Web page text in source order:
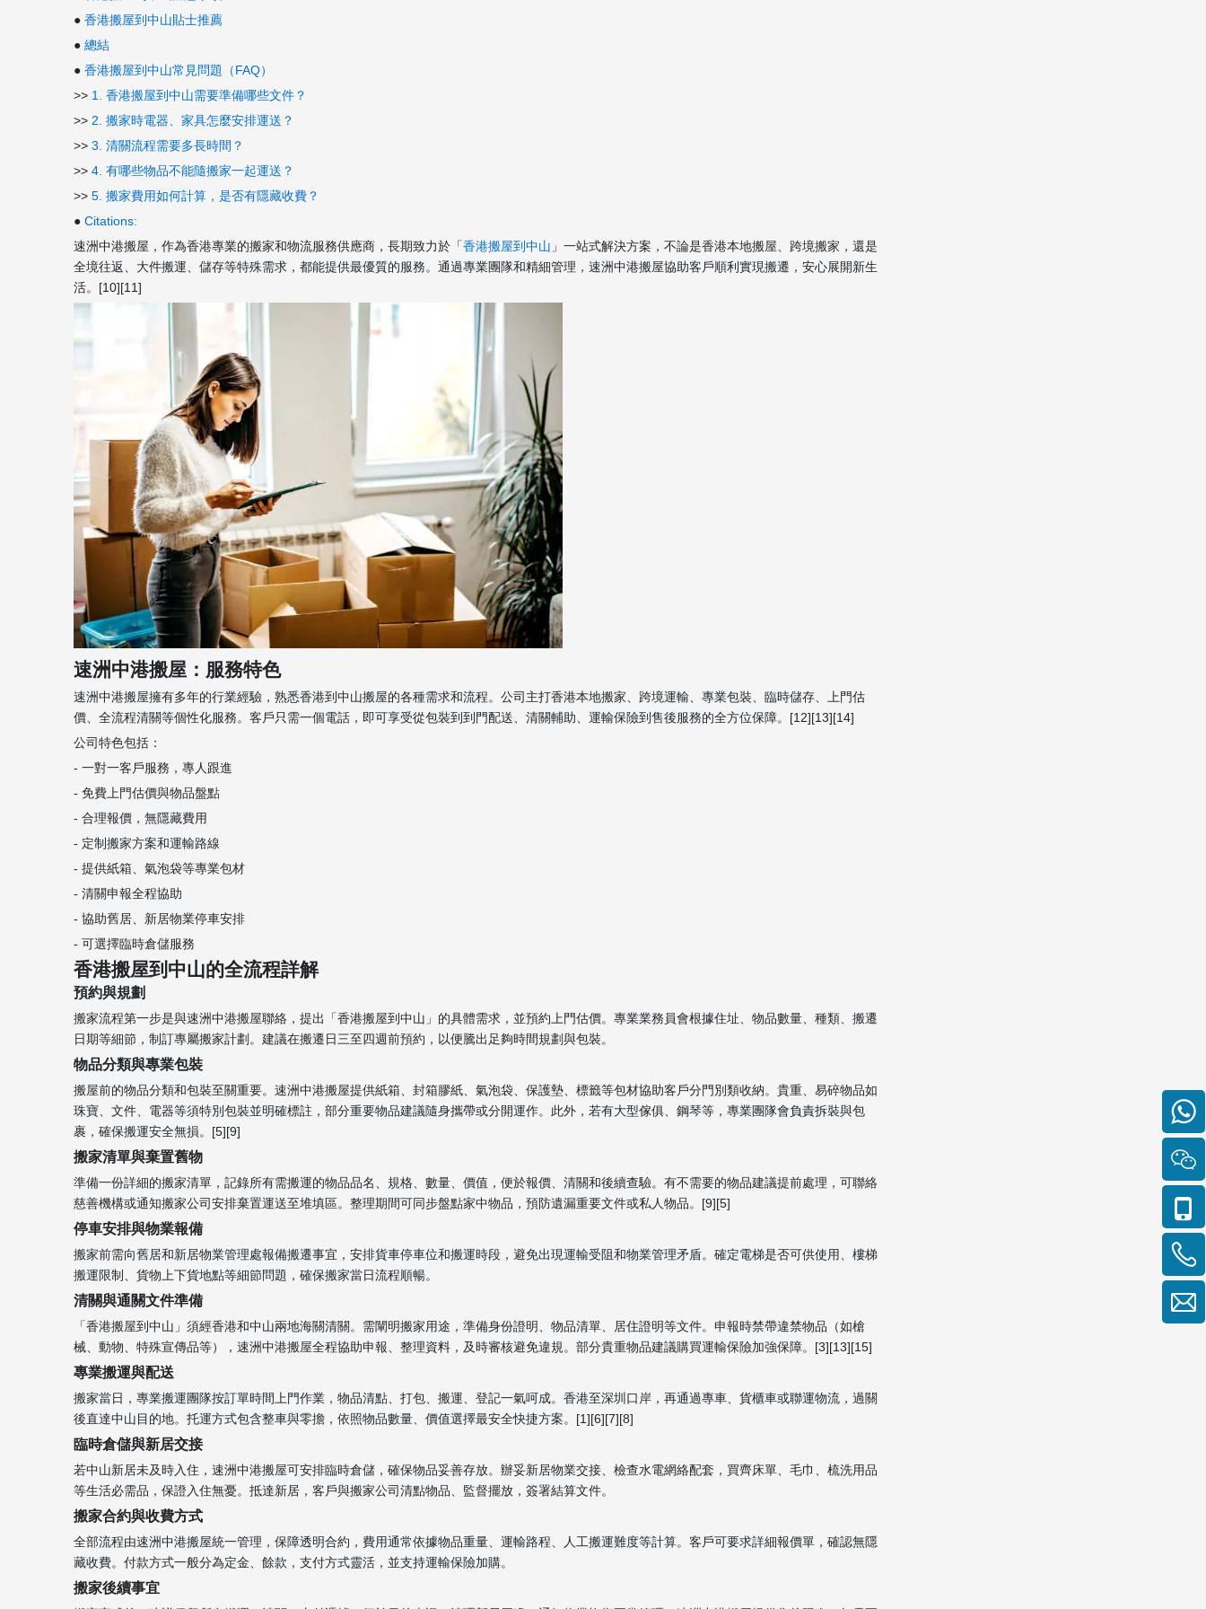
● 香港搬屋到中山貼士推薦
● 總結
● 香港搬屋到中山常見問題（FAQ）
>> 1. 香港搬屋到中山需要準備哪些文件？
>> 2. 搬家時電器、家具怎麼安排運送？
>> 3. 清關流程需要多長時間？
>> 4. 有哪些物品不能隨搬家一起運送？
>> 5. 搬家費用如何計算，是否有隱藏收費？
● Citations:
速洲中港搬屋，作為香港專業的搬家和物流服務供應商，長期致力於「香港搬屋到中山 」一站式解決方案，不論是香港本地搬屋、跨境搬家，還是
全境往返、大件搬運、儲存等特殊需求，都能提供最優質的服務。通過專業團隊和精細管理，速洲中港搬屋協助客戶順利實現搬遷，安心展開新生
活。[10][11]
速洲中港搬屋：服務特色
速洲中港搬屋擁有多年的行業經驗，熟悉香港到中山搬屋的各種需求和流程。公司主打香港本地搬家、跨境運輸、專業包裝、臨時儲存、上門估
價、全流程清關等個性化服務。客戶只需一個電話，即可享受從包裝到到門配送、清關輔助、運輸保險到售後服務的全方位保障。[12][13][14]
公司特色包括：
- 一對一客戶服務，專人跟進
- 免費上門估價與物品盤點
- 合理報價，無隱藏費用
- 定制搬家方案和運輸路線
- 提供紙箱、氣泡袋等專業包材
- 清關申報全程協助
- 協助舊居、新居物業停車安排
- 可選擇臨時倉儲服務
香港搬屋到中山的全流程詳解
預約與規劃
搬家流程第一步是與速洲中港搬屋聯絡，提出「香港搬屋到中山」的具體需求，並預約上門估價。專業業務員會根據住址、物品數量、種類、搬遷
日期等細節，制訂專屬搬家計劃。建議在搬遷日三至四週前預約，以便騰出足夠時間規劃與包裝。
物品分類與專業包裝
搬屋前的物品分類和包裝至關重要。速洲中港搬屋提供紙箱、封箱膠紙、氣泡袋、保護墊、標籤等包材協助客戶分門別類收納。貴重、易碎物品如
珠寶、文件、電器等須特別包裝並明確標註，部分重要物品建議隨身攜帶或分開運作。此外，若有大型傢俱、鋼琴等，專業團隊會負責拆裝與包
裹，確保搬運安全無損。[5][9]
搬家清單與棄置舊物
準備一份詳細的搬家清單，記錄所有需搬運的物品品名、規格、數量、價值，便於報價、清關和後續查驗。有不需要的物品建議提前處理，可聯絡
慈善機構或通知搬家公司安排棄置運送至堆填區。整理期間可同步盤點家中物品，預防遺漏重要文件或私人物品。[9][5]
停車安排與物業報備
搬家前需向舊居和新居物業管理處報備搬遷事宜，安排貨車停車位和搬運時段，避免出現運輸受阻和物業管理矛盾。確定電梯是否可供使用、樓梯
搬運限制、貨物上下貨地點等細節問題，確保搬家當日流程順暢。
清關與通關文件準備
「香港搬屋到中山」須經香港和中山兩地海關清關。需闡明搬家用途，準備身份證明、物品清單、居住證明等文件。申報時禁帶違禁物品（如槍
械、動物、特殊宣傳品等），速洲中港搬屋全程協助申報、整理資料，及時審核避免違規。部分貴重物品建議購買運輸保險加強保障。[3][13][15]
專業搬運與配送
搬家當日，專業搬運團隊按訂單時間上門作業，物品清點、打包、搬運、登記一氣呵成。香港至深圳口岸，再通過專車、貨櫃車或聯運物流，過關
後直達中山目的地。托運方式包含整車與零擔，依照物品數量、價值選擇最安全快捷方案。[1][6][7][8]
臨時倉儲與新居交接
若中山新居未及時入住，速洲中港搬屋可安排臨時倉儲，確保物品妥善存放。辦妥新居物業交接、檢查水電網絡配套，買齊床單、毛巾、梳洗用品
等生活必需品，保證入住無憂。抵達新居，客戶與搬家公司清點物品、監督擺放，簽署結算文件。
搬家合約與收費方式
全部流程由速洲中港搬屋統一管理，保障透明合約，費用通常依據物品重量、運輸路程、人工搬運難度等計算。客戶可要求詳細報價單，確認無隱
藏收費。付款方式一般分為定金、餘款，支付方式靈活，並支持運輸保險加購。
搬家後續事宜